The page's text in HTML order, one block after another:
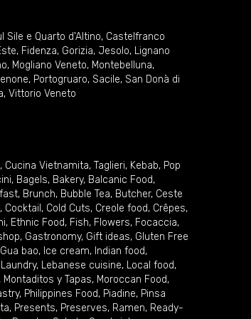
Sile e Quarto d'Altino, Castelfranco
, Fidenza, Gorizia, Jesolo, Lignano
, Mogliano Veneto, Montebelluna,
, Portogruaro, Sacile, San Donà di
, Vittorio Veneto
, Cucina Vietnamita, Taglieri, Kebab, Pop
, Bagels, Bakery, Balcanic Food,
, Brunch, Bubble Tea, Butcher, Ceste
, Cocktail , Cold Cuts, Creole food, Crêpes,
, Ethnic Food, Fish, Flowers, Focaccia,
, Gastronomy, Gift ideas, Gluten Free
Gua bao, Ice cream, Indian food,
Laundry, Lebanese cuisine, Local food,
, Montaditos y Tapas, Moroccan Food,
, Philippines Food, Piadine, Pinsa
, Presents, Preserves, Ramen, Ready-